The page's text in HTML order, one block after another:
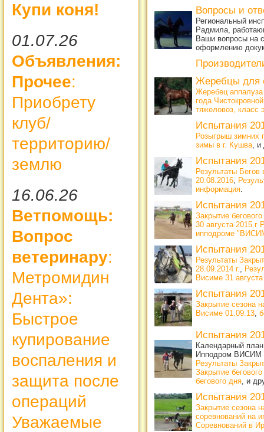
Купи коня!
01.07.26
Объявления:
Прочее:
Приобрету
клуб/
территорию/
землю
16.06.26
Ветпомощь:
Вопрос
ветеринару:
Метромидин
Дента»:
Быстрое
купирование
воспаления и
защита после
операций
Уважаемые
Вопросы и
Региональный
Радмила,
Ваши вопросы на
оформлению
Жеребцы для
Жеребец
тяжеловоз, класс
Испытания
Розыгрыш зимних
зимы в г. Кушва ,
Испытания
Результаты Бегов
20.08.2016
информация
Испытания
Закрытие
30 августа 2015
ипподроме
Испытания
Результаты
28.09.2014 г.
Висиме 31 августа
Испытания
Закрытие сезона
Висиме 01.09.13
Испытания
Календарный
Ипподром ВИСИМ
Результаты
Закрытие
бегового дня , и
Испытания
Закрытие сезона
соревнований на
Соревнований в